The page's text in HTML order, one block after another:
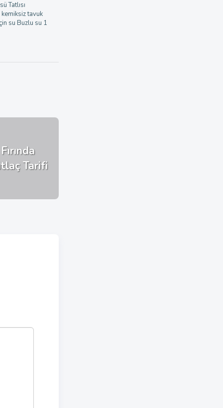
Tatlısı
kemiksiz tavuk
su Buzlu su 1
Fırında
Tarifi